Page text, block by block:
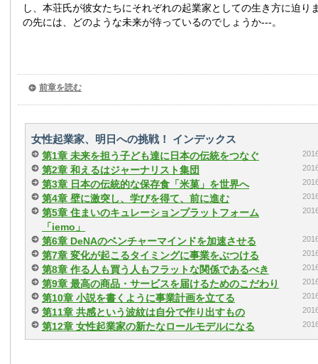
し、本荘氏が彼女たちにそれぞれの起業家としての生き方に迫り
の先には、どのような未来が待っているのでしょうか---。
前章を読む
女性起業家、明日への挑戦！ インデックス
第1章 未来を担う子ども達に日本の伝統をつなぐ
第2章 和えるはジャーナリスト集団
第3章 日本の伝統的な保存食「米菓」を世界へ
第4章 壁に激突し、学びを得て、前に進む
第5章 住まいのキュレーションプラットフォーム
「iemo」
第6章 DeNAのベンチャーマインドを加速させる
第7章 変化が起こるタイミングに事業をぶつける
第8章 作る人も買う人もフラットな関係であるべき
第9章 最高の商品・サービスを届けるためのこだわり
第10章 小説を書くように事業計画を立てる
第11章 共感という波紋は自分で作り出すもの
第12章 女性起業家の新たなロールモデルになる